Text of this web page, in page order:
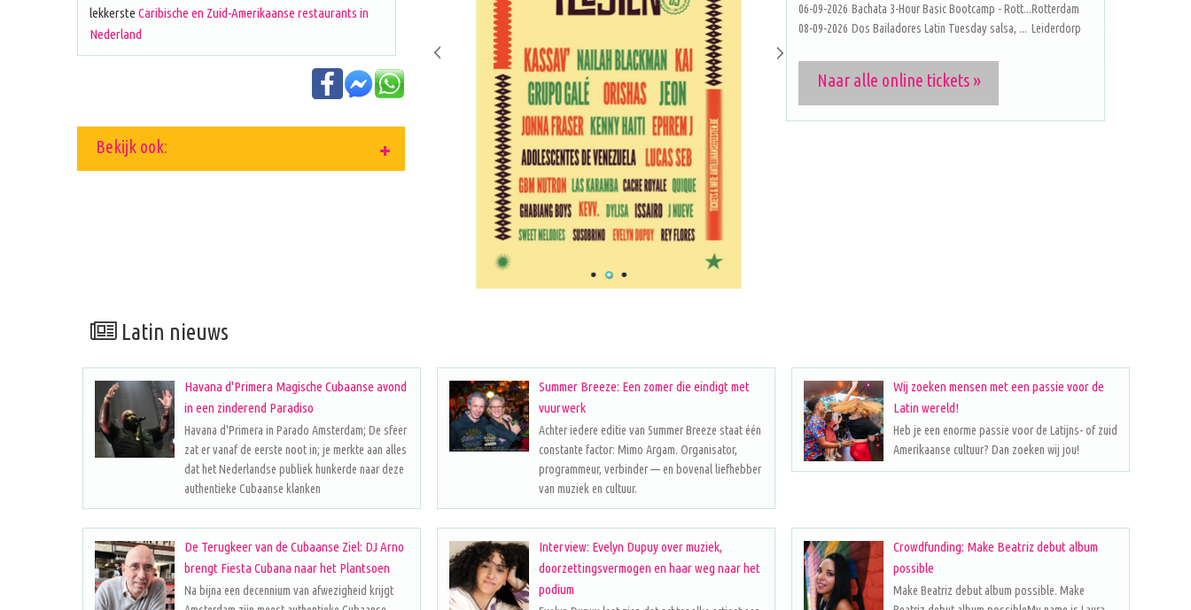
lekkerste Caribische en Zuid-Amerikaanse restaurants in
Nederland
Bekijk ook:
06-09-2026 Bachata 3-Hour Basic Bootcamp - Rott...Rotterdam
08-09-2026 Dos Bailadores Latin Tuesday salsa, ... Leiderdorp
Naar alle online tickets »
Latin nieuws
Havana d'Primera Magische Cubaanse avond
in een zinderend Paradiso
Havana d'Primera in Parado Amsterdam; De sfeer
zat er vanaf de eerste noot in; je merkte aan alles
dat het Nederlandse publiek hunkerde naar deze
authentieke Cubaanse klanken
Summer Breeze: Een zomer die eindigt met
vuurwerk
Achter iedere editie van Summer Breeze staat één
constante factor: Mimo Argam. Organisator,
programmeur, verbinder — en bovenal liefhebber
van muziek en cultuur.
Wij zoeken mensen met een passie voor de
Latin wereld!
Heb je een enorme passie voor de Latijns- of zuid
Amerikaanse cultuur? Dan zoeken wij jou!
De Terugkeer van de Cubaanse Ziel: DJ Arno
brengt Fiesta Cubana naar het Plantsoen
Na bijna een decennium van afwezigheid krijgt
Interview: Evelyn Dupuy over muziek,
doorzettingsvermogen en haar weg naar het
podium
Crowdfunding: Make Beatriz debut album
possible
Make Beatriz debut album possible. Make